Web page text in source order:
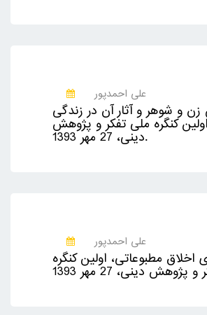
علی احمدپور
و شوهر و آثار آن در زندگی
کنگره ملی تفکر و پژوهش
دینی، 27 مهر 1393.
علی احمدپور
اخلاق مطبوعاتی، اولین کنگره